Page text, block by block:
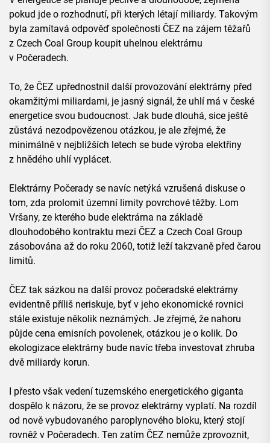
pokud jde o rozhodnutí, při kterých létají miliardy. Takovým
byla zamítavá odpověď společnosti ČEZ na zájem těžařů
z Czech Coal Group koupit uhelnou elektrárnu
v Počeradech.
To, že ČEZ upřednostnil další provozování elektrárny před
okamžitými miliardami, je jasný signál, že uhlí má v české
energetice svou budoucnost. Jak bude dlouhá, sice ještě
zůstává nezodpovězenou otázkou, je ale zřejmé, že
minimálně v nejbližších letech se bude výroba elektřiny
z hnědého uhlí vyplácet.
Elektrárny Počerady se navíc netýká vzrušená diskuse o
tom, zda prolomit územní limity povrchové těžby. Lom
Vršany, ze kterého bude elektrárna na základě
dlouhodobého kontraktu mezi ČEZ a Czech Coal Group
zásobována až do roku 2060, totiž leží takzvaně před čarou
limitů.
ČEZ tak sázkou na další provoz počeradské elektrárny
evidentně příliš neriskuje, byť v jeho ekonomické rovnici
stále existuje několik neznámých. Je zřejmé, že nahoru
půjde cena emisních povolenek, otázkou je o kolik. Do
ekologizace elektrárny bude navíc třeba investovat zhruba
dvě miliardy korun.
I přesto však vedení tuzemského energetického giganta
dospělo k názoru, že se provoz elektrárny vyplatí. Na rozdíl
od nově vybudovaného paroplynového bloku, který stojí
rovněž v Počeradech. Ten zatím ČEZ nemůže zprovoznit,